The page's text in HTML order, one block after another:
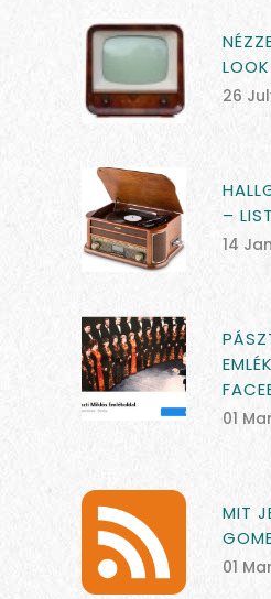
26
–
14
01
MIT
01